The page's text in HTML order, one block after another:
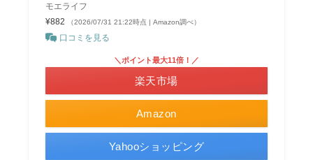
モエライフ
¥882
（2026/07/31 21:22時点 | Amazon調べ）
口コミを見る
Amazon
＼ポイント最大11倍！／
楽天市場
Yahooショッピング